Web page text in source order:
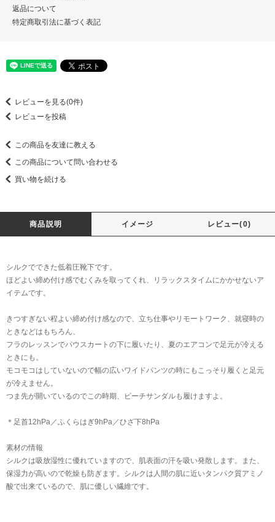
返品について
特定商取引法に基づく表記
レビューを見る(0件)
レビューを投稿
この商品を友達に教える
この商品について問い合わせる
買い物を続ける
商品説明 イメージ レビュー(0)
シルクでできた低着圧靴下です。
ほどよい締め付け感でむくみを取ってくれ、リラックスタイムにかかせないア
イテムです。
きつすぎない程よい締め付け感なので、立ち仕事やリモートワーク、就寝時の
ときなどはもちろん、
フラのレッスンでパウスカートの下に履いたり、夏のエアコンで足元が冷える
ときにも。
モコモコはしていないので幅の広いワイドパンツの時にもこっそり履くと足元
が冷えません。
つま先が開いているのでこの時期、ビーチサンダルも履けますよ。
＊足首12hPa／ふくらはぎ9hPa／ひざ下8hPa
素材の情報
シルクは吸放湿性に優れていますので、肌表面の汗を吸い発散します。また、
保湿力が高いので乾燥も防ぎます。シルクは人間の肌に近いタンパク質アミノ
酸で出来ているので、肌に優しい繊維です。